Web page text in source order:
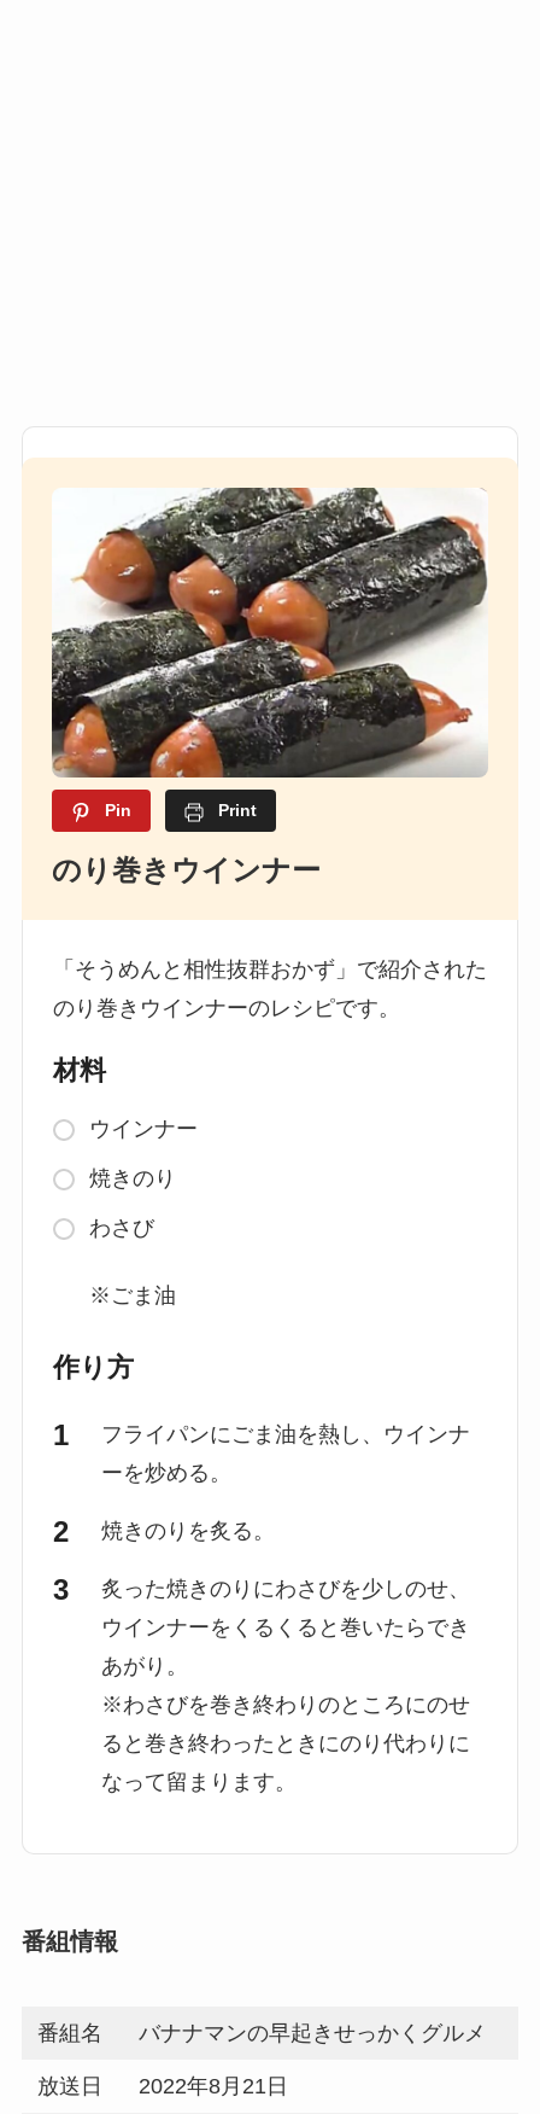
Pin Print
のり巻きウインナー
「そうめんと相性抜群おかず」で紹介された
のり巻きウインナーのレシピです。
材料
ウインナー
焼きのり
わさび
※ごま油
作り方
フライパンにごま油を熱し、ウインナ
ーを炒める。
焼きのりを炙る。
炙った焼きのりにわさびを少しのせ、
ウインナーをくるくると巻いたらでき
あがり。
※わさびを巻き終わりのところにのせ
ると巻き終わったときにのり代わりに
なって留まります。
番組情報
番組名 バナナマンの早起きせっかくグルメ
放送日 2022年8月21日